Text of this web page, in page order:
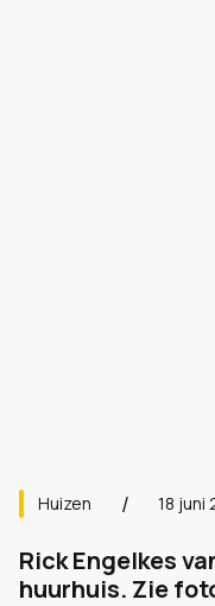
Huizen 18 juni
Rick Engelkes
huurhuis. Zie